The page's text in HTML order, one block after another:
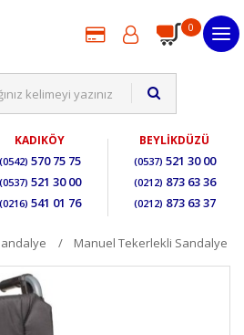
0
KADIKÖY
(0542) 570 75 75
(0537) 521 30 00
(0216) 541 01 76
BEYLİKDÜZÜ
(0537) 521 30 00
(0212) 873 63 36
(0212) 873 63 37
Manuel Tekerlekli Sandalye